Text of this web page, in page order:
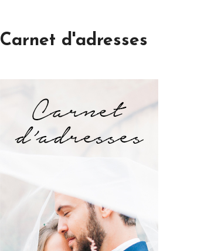
Carnet d'adresses